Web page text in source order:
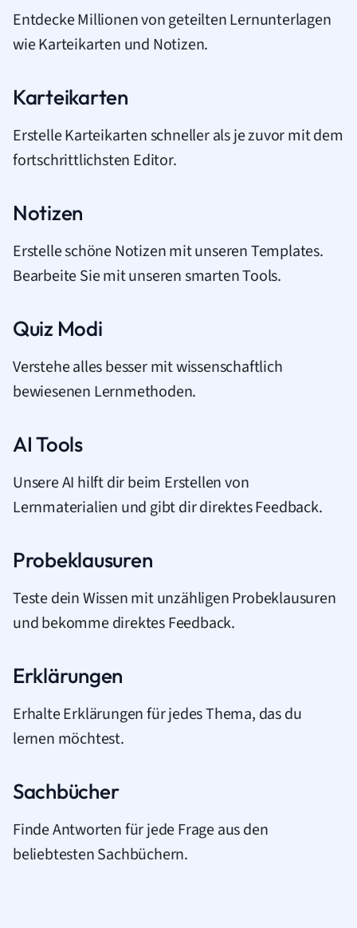
Entdecke Millionen von geteilten Lernunterlagen
wie Karteikarten und Notizen.
Karteikarten
Erstelle Karteikarten schneller als je zuvor mit dem
fortschrittlichsten Editor.
Notizen
Erstelle schöne Notizen mit unseren Templates.
Bearbeite Sie mit unseren smarten Tools.
Quiz Modi
Verstehe alles besser mit wissenschaftlich
bewiesenen Lernmethoden.
AI Tools
Unsere AI hilft dir beim Erstellen von
Lernmaterialien und gibt dir direktes Feedback.
Probeklausuren
Teste dein Wissen mit unzähligen Probeklausuren
und bekomme direktes Feedback.
Erklärungen
Erhalte Erklärungen für jedes Thema, das du
lernen möchtest.
Sachbücher
Finde Antworten für jede Frage aus den
beliebtesten Sachbüchern.